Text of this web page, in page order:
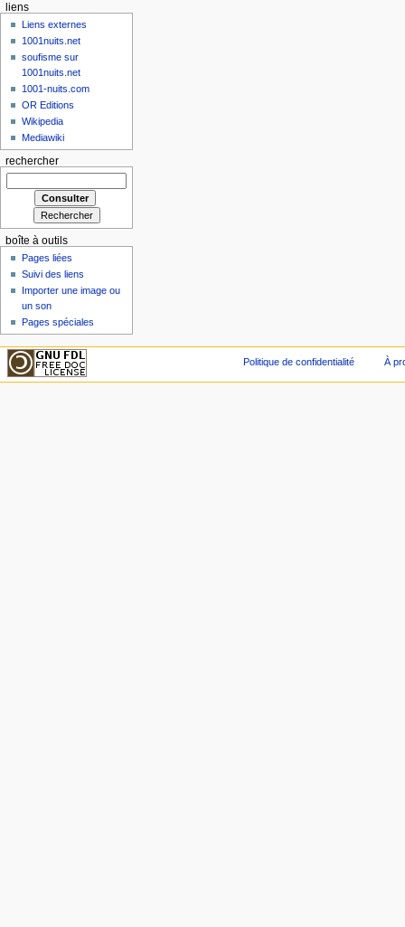
liens
Liens externes
1001nuits.net
soufisme sur
1001nuits.net
1001-nuits.com
OR Editions
Wikipedia
Mediawiki
rechercher
boîte à outils
Pages liées
Suivi des liens
Importer une image ou
un son
Pages spéciales
Politique de confidentialité À